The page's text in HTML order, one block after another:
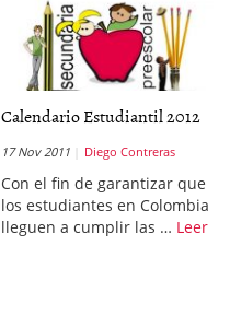
Calendario Estudiantil 2012
17 Nov 2011 Diego Contreras
Con el fin de garantizar que
los estudiantes en Colombia
lleguen a cumplir las … Leer